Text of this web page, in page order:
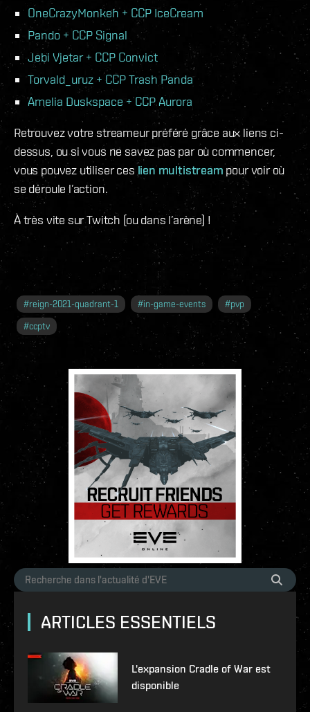
OneCrazyMonkeh + CCP IceCream
Pando + CCP Signal
Jebi Vjetar + CCP Convict
Torvald_uruz + CCP Trash Panda
Amelia Duskspace + CCP Aurora
Retrouvez votre streameur préféré grâce aux liens ci-
dessus, ou si vous ne savez pas par où commencer,
vous pouvez utiliser ces lien multistream pour voir où
se déroule l’action.
À très vite sur Twitch (ou dans l’arène) !
#reign-2021-quadrant-1 #in-game-events #pvp
#ccptv
ARTICLES ESSENTIELS
L'expansion Cradle of War est
disponible